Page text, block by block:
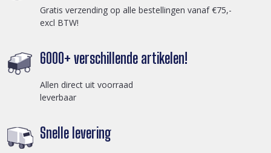
Gratis verzending op alle bestellingen vanaf €75,-
excl BTW!
6000+ verschillende artikelen!
Allen direct uit voorraad
leverbaar
Snelle levering